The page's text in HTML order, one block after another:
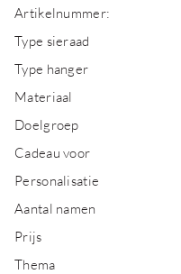
Artikelnummer:
Type sieraad
Type hanger
Materiaal
Doelgroep
Cadeau voor
Personalisatie
Aantal namen
Prijs
Thema